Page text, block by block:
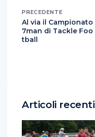
PRECEDENTE
Al via il Campionato
7man di Tackle Foo
tball
Articoli recenti